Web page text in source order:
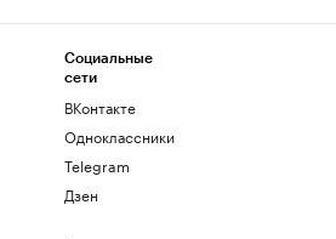
Социальные
сети
ВКонтакте
Одноклассники
Telegram
Дзен